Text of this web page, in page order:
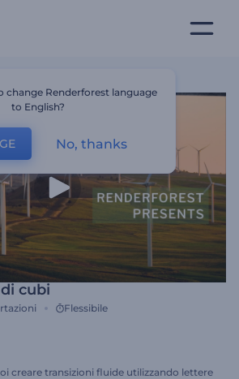
cubi
Flessibile
creare transizioni fluide utilizzando lettere
change Renderforest language
to English?
No, thanks